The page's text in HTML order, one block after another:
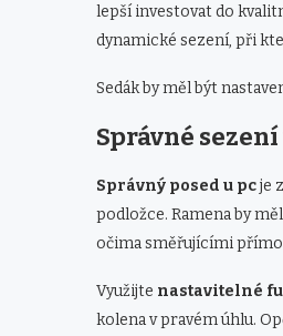
lepší investovat do
dynamické sezení, při
Sedák by měl být
Správné
Správný posed u pcje
podložce. Ramena by
očima směřujícími
Využijte nastavitelné
kolena v pravém úhlu.